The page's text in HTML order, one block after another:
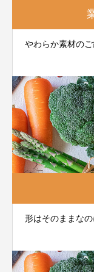
やわらか素材の
形はそのままな